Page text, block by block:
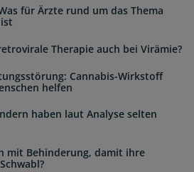
für Ärzte rund um das Thema
Therapie auch bei Virämie?
Cannabis-Wirkstoff
helfen
haben laut Analyse selten
mit Behinderung, damit ihre